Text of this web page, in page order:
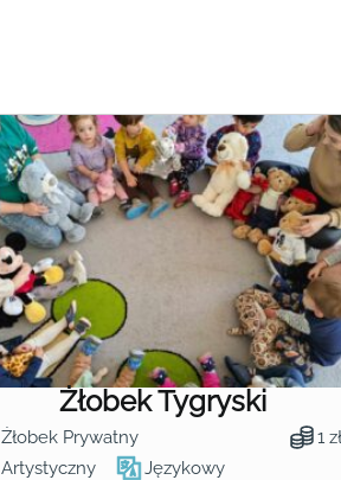
Żłobek Tygryski
Żłobek Prywatny 1 zł
Artystyczny Językowy